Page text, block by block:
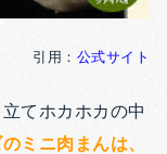
引用： 公式サイト
てホカホカの中
ミニ肉まんは、